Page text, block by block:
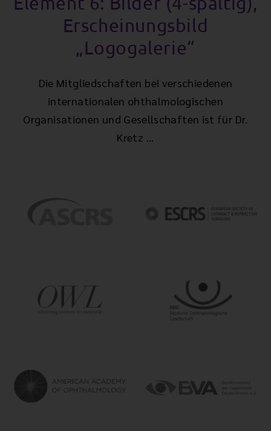
Erscheinungsbild
„Logogalerie“
Die Mitgliedschaften bei verschiedenen
internationalen ohthalmologischen
Organisationen und Gesellschaften ist für Dr.
Kretz ...